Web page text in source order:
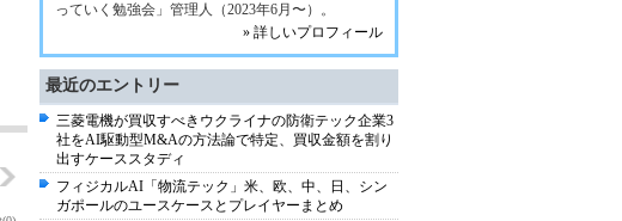
っていく勉強会」管理人（2023年6月〜）。
» 詳しいプロフィール
最近のエントリー
三菱電機が買収すべきウクライナの防衛テック企業3
社をAI駆動型M&Aの方法論で特定、買収金額を割り
出すケーススタディ
フィジカルAI「物流テック」米、欧、中、日、シン
ガポールのユースケースとプレイヤーまとめ